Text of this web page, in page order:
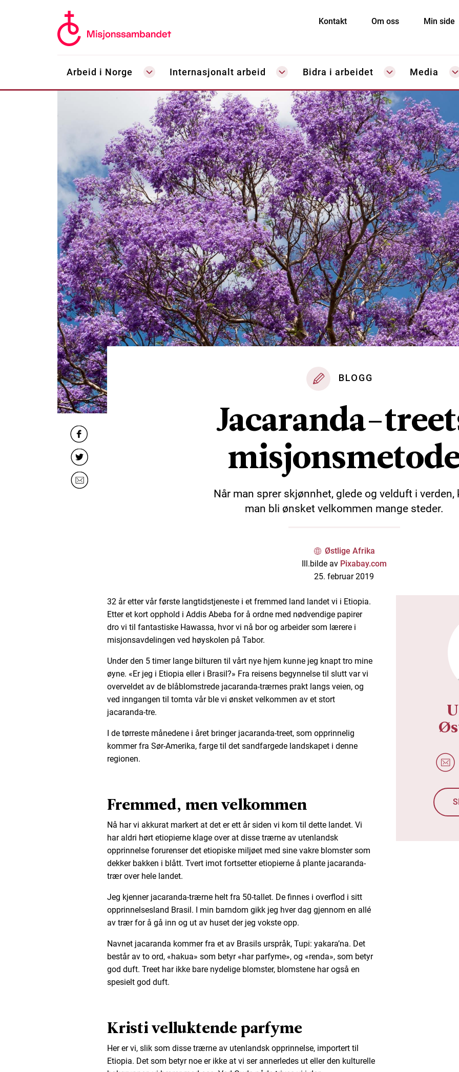
Kontakt Om oss Min side
Arbeid i Norge Internasjonalt arbeid Bidra i arbeidet Media
BLOGG
Jacaranda-
Når man sprer skjønnhet, glede og velduft i verden,
man bli ønsket velkommen mange steder.
Østlige Afrika
Ill.bilde av Pixabay.com
25. februar 2019
32 år etter vår første langtidstjeneste i et fremmed land landet vi i Etiopia.
Etter et kort opphold i Addis Abeba for å ordne med nødvendige papirer
dro vi til fantastiske Hawassa, hvor vi nå bor og arbeider som lærere i
misjonsavdelingen ved høyskolen på Tabor.
Under den 5 timer lange bilturen til vårt nye hjem kunne jeg knapt tro mine
øyne. «Er jeg i Etiopia eller i Brasil?» Fra reisens begynnelse til slutt var vi
overveldet av de blåblomstrede jacaranda-trærnes prakt langs veien, og
ved inngangen til tomta vår ble vi ønsket velkommen av et stort
jacaranda-tre.
I de tørreste månedene i året bringer jacaranda-treet, som opprinnelig
kommer fra Sør-Amerika, farge til det sandfargede landskapet i denne
regionen.
Fremmed, men velkommen
Nå har vi akkurat markert at det er ett år siden vi kom til dette landet. Vi
har aldri hørt etiopierne klage over at disse trærne av utenlandsk
opprinnelse forurenser det etiopiske miljøet med sine vakre blomster som
dekker bakken i blått. Tvert imot fortsetter etiopierne å plante jacaranda-
trær over hele landet.
Jeg kjenner jacaranda-trærne helt fra 50-tallet. De finnes i overflod i sitt
opprinnelsesland Brasil. I min barndom gikk jeg hver dag gjennom en allé
av trær for å gå inn og ut av huset der jeg vokste opp.
Navnet jacaranda kommer fra et av Brasils urspråk, Tupi: yakara’na. Det
består av to ord, «hakua» som betyr «har parfyme», og «renda», som betyr
god duft. Treet har ikke bare nydelige blomster, blomstene har også en
spesielt god duft.
Kristi velluktende parfyme
Her er vi, slik som disse trærne av utenlandsk opprinnelse, importert til
Etiopia. Det som betyr noe er ikke at vi ser annerledes ut eller den kulturelle